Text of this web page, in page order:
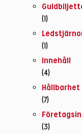
(1)
(1)
Innehåll
(4)
Hållbarhet
(7)
(3)